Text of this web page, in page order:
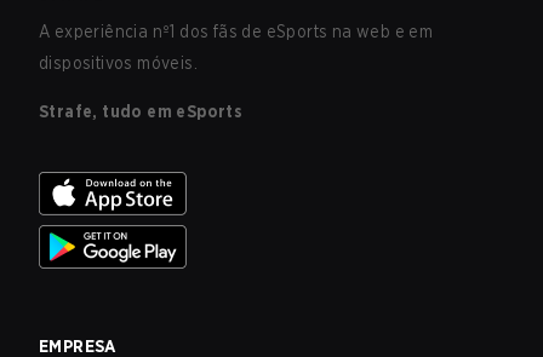
A experiência nº1 dos fãs de eSports na web e em
dispositivos móveis.
Strafe, tudo em eSports
EMPRESA